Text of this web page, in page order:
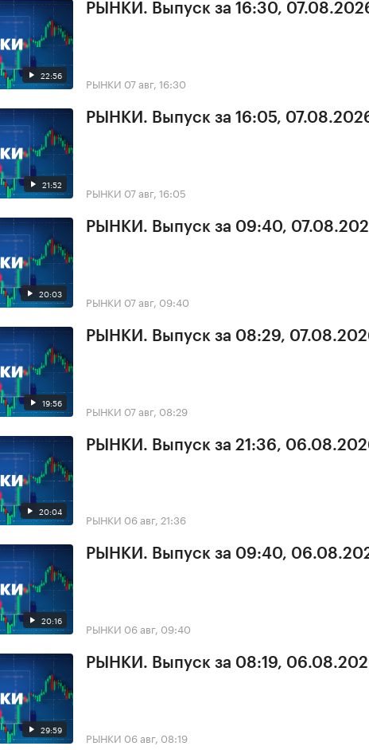
22:56
РЫНКИ. Выпуск за 16:30,
РЫНКИ 07 авг, 16:30
21:52
РЫНКИ. Выпуск за 16:05,
РЫНКИ 07 авг, 16:05
20:03
РЫНКИ. Выпуск за 09:40,
РЫНКИ 07 авг, 09:40
19:56
РЫНКИ. Выпуск за 08:29,
РЫНКИ 07 авг, 08:29
20:04
РЫНКИ. Выпуск за 21:36,
РЫНКИ 06 авг, 21:36
20:16
РЫНКИ. Выпуск за 09:40,
РЫНКИ 06 авг, 09:40
29:59
РЫНКИ. Выпуск за 08:19,
РЫНКИ 06 авг, 08:19